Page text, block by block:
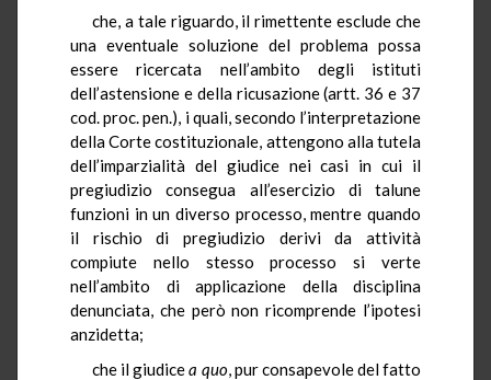
che, a tale riguardo, il rimettente esclude che
una eventuale soluzione del problema possa
essere ricercata nell’ambito degli istituti
dell’astensione e della ricusazione (artt. 36 e 37
cod. proc. pen.), i quali, secondo l’interpretazione
della Corte costituzionale, attengono alla tutela
dell’imparzialità del giudice nei casi in cui il
pregiudizio consegua all’esercizio di talune
funzioni in un diverso processo, mentre quando
il rischio di pregiudizio derivi da attività
compiute nello stesso processo si verte
nell’ambito di applicazione della disciplina
denunciata, che però non ricomprende l’ipotesi
anzidetta;
che il giudicea quo, pur consapevole del fatto